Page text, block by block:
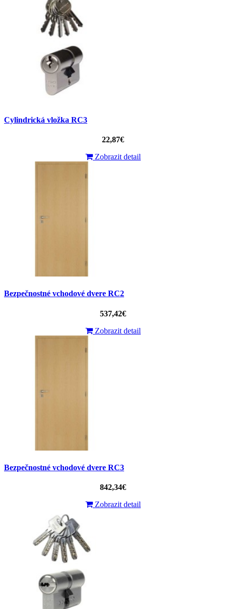
Cylindrická vložka RC3
22,87€
Zobrazit detail
Bezpečnostné vchodové dvere RC2
537,42€
Zobrazit detail
Bezpečnostné vchodové dvere RC3
842,34€
Zobrazit detail